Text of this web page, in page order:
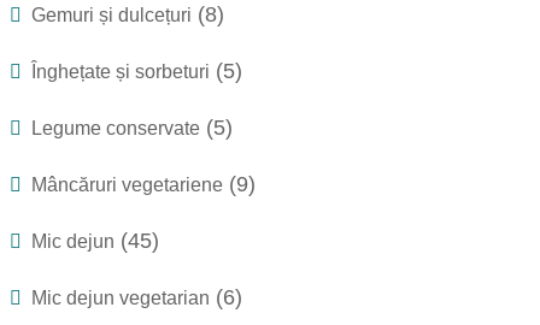
Gemuri și dulcețuri (8)
Înghețate și sorbeturi (5)
Legume conservate (5)
Mâncăruri vegetariene (9)
Mic dejun (45)
Mic dejun vegetarian (6)